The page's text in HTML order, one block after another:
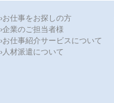
›お仕事をお探しの方
›企業のご担当者様
›お仕事紹介サービスについて
›人材派遣について